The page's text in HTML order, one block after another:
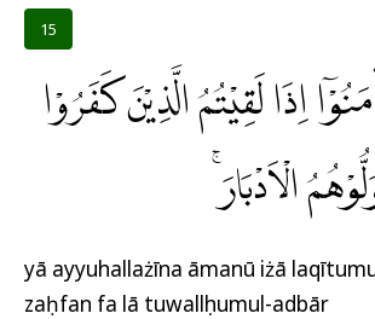
15
اِذَا لَقِيْتُمُ الَّذِيْنَ كَفَرُوْا
الْاَدْبَارَۚ
yā ayyuhallażīna āmanū iżā
zaḥfan fa lā tuwallụhumul-adbār